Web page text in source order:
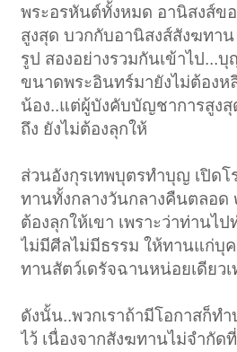
พระอรหันต์ทั้งหมด อานิสงส์ขอ
สูงสุด บวกกับอานิสงส์สังฆทาน
รูป สองอย่างรวมกันเข้าไป...
ขนาดพระอินทร์มายังไม่ต้องห
น้อง..แต่ผู้บังคับบัญชาการสูง
ถึง ยังไม่ต้องลุกให้
ส่วนอังกุรเทพบุตรทำบุญ เปิดโ
ทานทั้งกลางวันกลางคืนตลอด
ต้องลุกให้เขา เพราะว่าท่านไ
ไม่มีศีลไม่มีธรรม ให้ทานแก่บุ
ทานสัตว์เดรัจฉานหน่อยเดียว
ดังนั้น..พวกเราถ้ามีโอกาสก็ท
ไว้ เนื่องจากสังฆทานไม่จำกัด